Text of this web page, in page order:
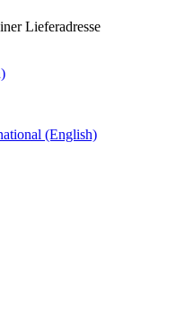
Lieferadresse
(English)